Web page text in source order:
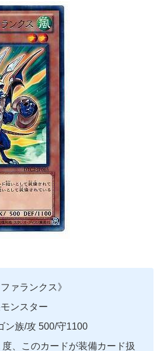
ァランクス》
ンスター
ン族/攻 500/守1100
、このカードが装備カード扱